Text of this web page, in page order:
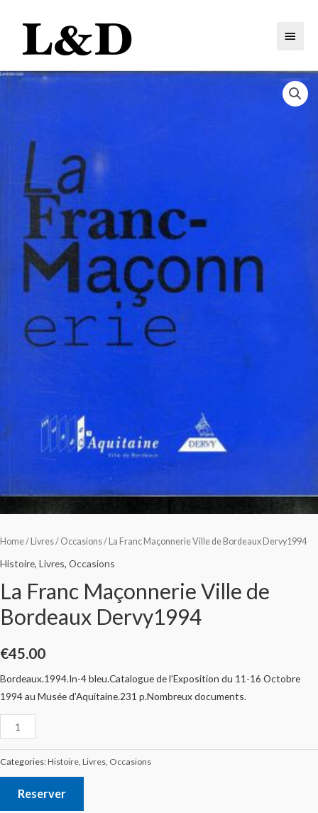
Home/ Livres/ Occasions/ La Franc Maçonnerie Ville de Bordeaux Dervy1994
Histoire, Livres, Occasions
La Franc Maçonnerie Ville de
Bordeaux Dervy1994
€45.00
‎Bordeaux.1994.In-4 bleu.Catalogue de l’Exposition du 11-16 Octobre
1994 au Musée d’Aquitaine.231 p.Nombreux documents.‎
Categories:Histoire, Livres, Occasions
Reserver